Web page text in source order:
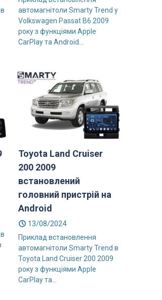
автомагнітоли Smarty Trend у
Volkswagen Passat B6 2009
року з функціями Apple
CarPlay та Android...
Toyota Land Cruiser
200 2009
встановлений
головний пристрій на
Android
13/08/2024
Приклад встановлення
автомагнітоли Smarty Trend в
Toyota Land Cruiser 200 2009
року з функціями Apple
CarPlay та...